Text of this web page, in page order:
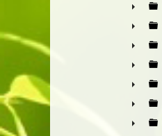
►
►
►
►
►
►
►